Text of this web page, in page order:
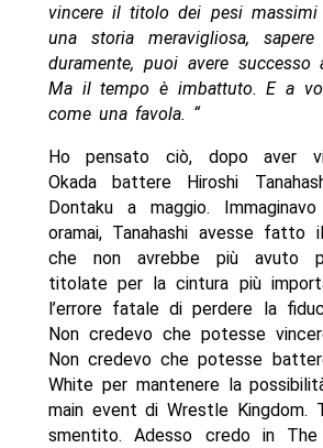
vincere il titolo dei pesi
una storia meravigliosa,
duramente, puoi avere successo
Ma il tempo è imbattuto. E a
come una favola. “
Ho pensato ciò, dopo aver
Okada battere Hiroshi
Dontaku a maggio.
oramai, Tanahashi avesse
che non avrebbe più avuto
titolate per la cintura più
l’errore fatale di perdere la
Non credevo che potesse
Non credevo che potesse
White per mantenere la
main event di Wrestle Kingdom.
smentito. Adesso credo in